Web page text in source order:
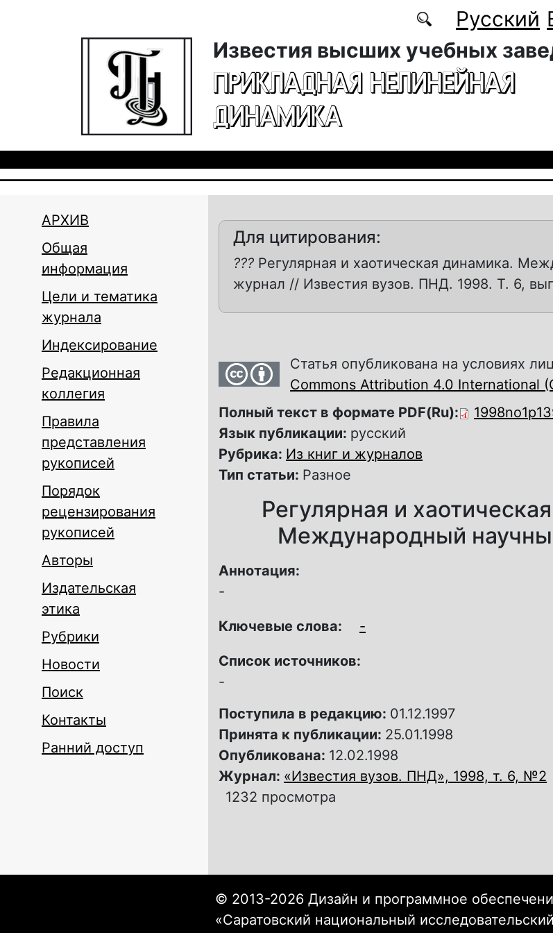
Русский
Известия высших учебных
ПРИКЛАДНАЯ НЕЛИНЕЙНАЯ
ДИНАМИКА
АРХИВ
Общая
информация
Цели и тематика
журнала
Индексирование
Редакционная
коллегия
Правила
представления
рукописей
Порядок
рецензирования
рукописей
Авторы
Издательская
этика
Рубрики
Новости
Поиск
Контакты
Ранний доступ
Для цитирования:
??? Регулярная и хаотическая динамика.
журнал // Известия вузов. ПНД. 1998. Т. 6,
Статья опубликована на условиях
Commons Attribution 4.0 International
Полный текст в формате PDF(Ru):
Язык публикации: русский
Рубрика: Из книг и журналов
Тип статьи: Разное
Регулярная и
Международный
Аннотация:
-
Ключевые слова: -
Список источников:
-
Поступила в редакцию: 01.12.1997
Принята к публикации: 25.01.1998
Опубликована: 12.02.1998
Журнал: «Известия вузов. ПНД», 1998, т. 6, №2
1232 просмотра
© 2013-2026 Дизайн и программное
«Саратовский национальный